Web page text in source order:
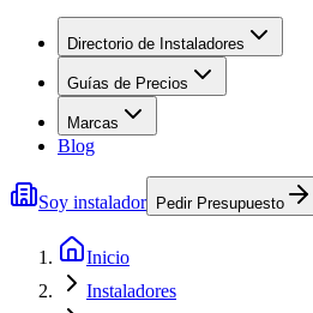
Directorio de Instaladores
Guías de Precios
Marcas
Blog
Soy instalador Pedir Presupuesto
Inicio
Instaladores